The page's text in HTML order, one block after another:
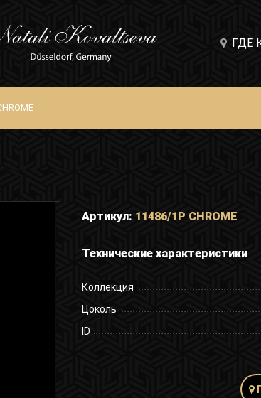
ГДЕ
Артикул: 11486/1P CHROME
Технические характеристики
Коллекция
Цоколь
ID